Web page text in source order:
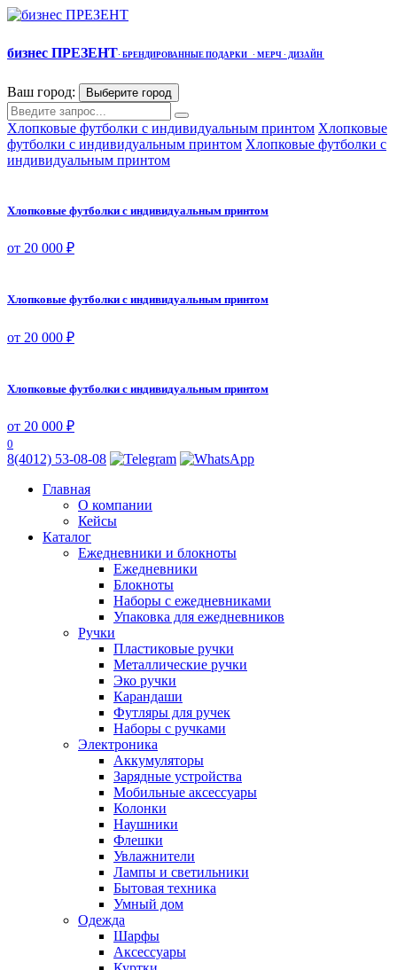
бизнес ПРЕЗЕНТ· БРЕНДИРОВАННЫЕ ПОДАРКИ · МЕРЧ · ДИЗАЙН
Ваш город: Выберите город
Хлопковые футболки с индивидуальным принтом Хлопковые
футболки с индивидуальным принтом Хлопковые футболки с
индивидуальным принтом
Хлопковые футболки с индивидуальным принтом
от 20 000 ₽
Хлопковые футболки с индивидуальным принтом
от 20 000 ₽
Хлопковые футболки с индивидуальным принтом
от 20 000 ₽
0
8(4012) 53-08-08
Главная
О компании
Кейсы
Каталог
Ежедневники и блокноты
Ежедневники
Блокноты
Наборы с ежедневниками
Упаковка для ежедневников
Ручки
Пластиковые ручки
Металлические ручки
Эко ручки
Карандаши
Футляры для ручек
Наборы с ручками
Электроника
Аккумуляторы
Зарядные устройства
Мобильные аксессуары
Колонки
Наушники
Флешки
Увлажнители
Лампы и светильники
Бытовая техника
Умный дом
Одежда
Шарфы
Аксессуары